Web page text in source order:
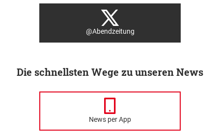
@Abendzeitung
Die schnellsten Wege zu unseren News
News per App